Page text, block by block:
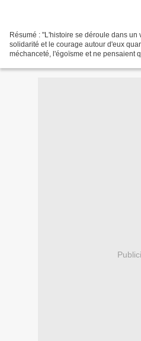
Résumé : "L'histoire se déroule dans
solidarité et le courage autour d'eux
méchanceté, l'égoïsme et ne pensaient